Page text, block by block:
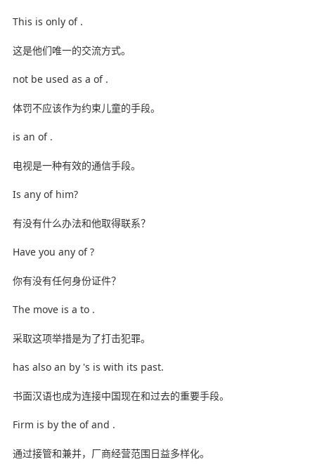
This is only of .
这是他们唯一的交流方式。
not be used as a of .
体罚不应该作为约束儿童的手段。
is an of .
电视是一种有效的通信手段。
Is any of him?
有没有什么办法和他取得联系？
Have you any of ?
你有没有任何身份证件？
The move is a to .
采取这项举措是为了打击犯罪。
has also an by 's is with its past.
书面汉语也成为连接中国现在和过去的重要手段。
Firm is by the of and .
通过接管和兼并，厂商经营范围日益多样化。